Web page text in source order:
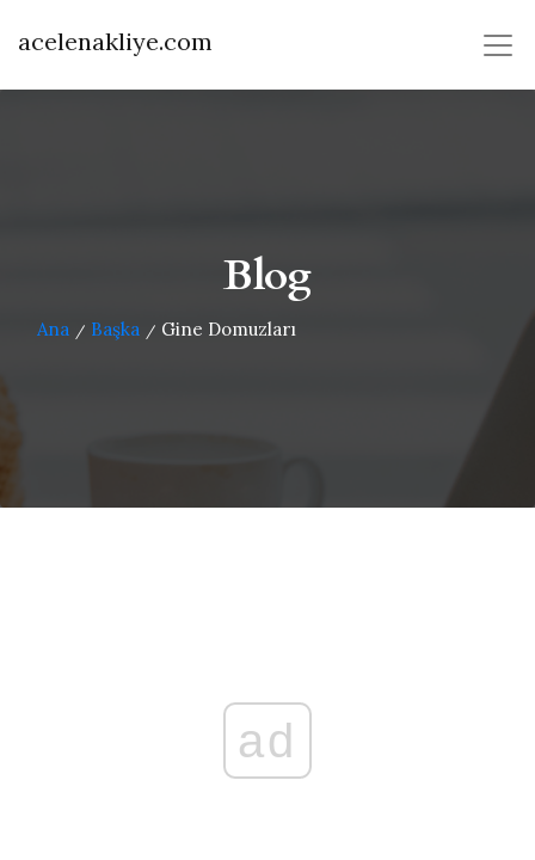
acelenakliye.com
Blog
Ana / Başka / Gine Domuzları
ad